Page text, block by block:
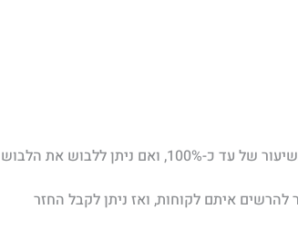
בגדים – אם מדובר על לבוש שניתן ללבוש אך ורק במסגרת העבודה אז ניתן לקבל החזר בשיעור של עד כ-100%, ואם ניתן ללבוש את הלבוש
איתם לקוחות, ואז ניתן לקבל החזר